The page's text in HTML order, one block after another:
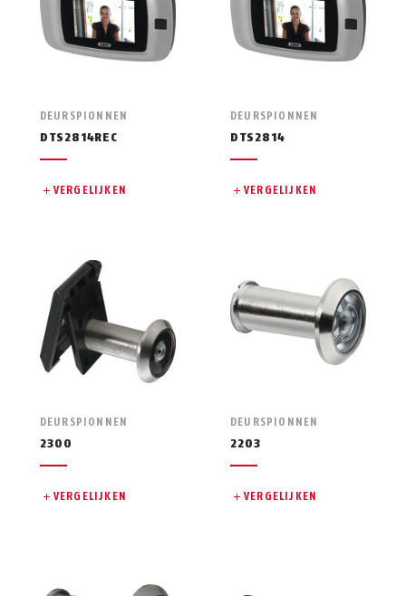
DEURSPIONNEN
DTS2814REC
VERGELIJKEN
DEURSPIONNEN
DTS2814
VERGELIJKEN
DEURSPIONNEN
2300
VERGELIJKEN
DEURSPIONNEN
2203
VERGELIJKEN